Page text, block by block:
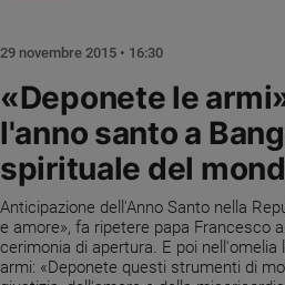
Fede
e
spiritualità
Santi
Devozione
e
fede
Parola
«Deponete le
l'anno santo a
spirituale del
Anticipazione dell'Anno Santo nella
e amore», fa ripetere papa Francesco
cerimonia di apertura. E poi nell'omelia
armi: «Deponete questi strumenti di
29 novembre 2015 • 16:30